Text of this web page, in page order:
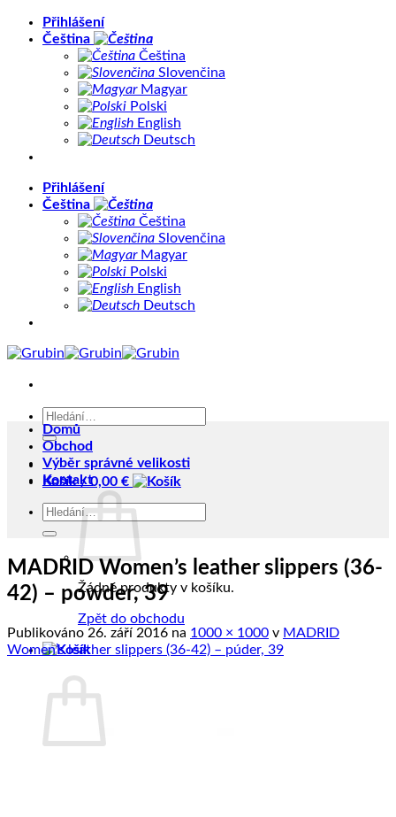
PřeskočitPřihlášení
Čeština
Čeština
Slovenčina
Magyar
Polski
English
Deutsch
Přihlášení
Čeština
Čeština
Slovenčina
Magyar
Polski
English
Deutsch
Hledat:
Košík /0,00 €
Žádné produkty v košíku.
Zpět do obchodu
Domů
Obchod
Výběr správné velikosti
Kontakt
Hledat:
MADRID Women’s leather slippers (36-
42) – powder, 39
Publikováno 26. září 2016 na 1000 × 1000 v MADRID
Women’s leather slippers (36-42) – púder, 39